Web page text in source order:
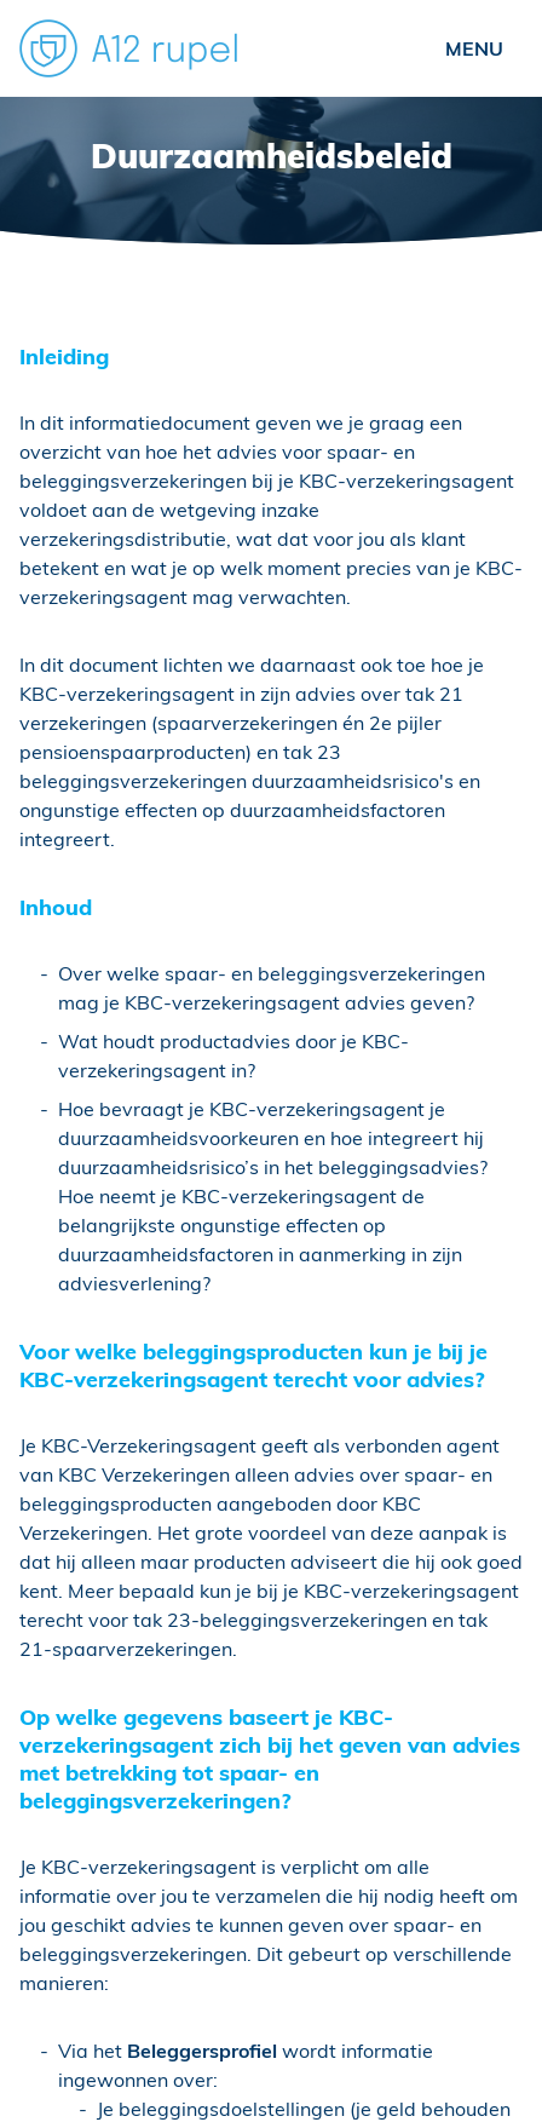
Ondernemers
Verenigingen
Veelgestelde vragen
Contact
Schade?
Duurzaamheidsbeleid
Inleiding
In dit informatiedocument geven we je graag een
overzicht van hoe het advies voor spaar- en
beleggingsverzekeringen bij je KBC-verzekeringsagent
voldoet aan de wetgeving inzake
verzekeringsdistributie, wat dat voor jou als klant
betekent en wat je op welk moment precies van je KBC-
verzekeringsagent mag verwachten.
In dit document lichten we daarnaast ook toe hoe je
KBC-verzekeringsagent in zijn advies over tak 21
verzekeringen (spaarverzekeringen én 2e pijler
pensioenspaarproducten) en tak 23
beleggingsverzekeringen duurzaamheidsrisico's en
ongunstige effecten op duurzaamheidsfactoren
integreert.
Inhoud
Over welke spaar- en beleggingsverzekeringen
mag je KBC-verzekeringsagent advies geven?
Wat houdt productadvies door je KBC-
verzekeringsagent in?
Hoe bevraagt je KBC-verzekeringsagent je
duurzaamheidsvoorkeuren en hoe integreert hij
duurzaamheidsrisico’s in het beleggingsadvies?
Hoe neemt je KBC-verzekeringsagent de
belangrijkste ongunstige effecten op
duurzaamheidsfactoren in aanmerking in zijn
adviesverlening?
Voor welke beleggingsproducten kun je bij je
KBC-verzekeringsagent terecht voor advies?
Je KBC-Verzekeringsagent geeft als verbonden agent
van KBC Verzekeringen alleen advies over spaar- en
beleggingsproducten aangeboden door KBC
Verzekeringen. Het grote voordeel van deze aanpak is
dat hij alleen maar producten adviseert die hij ook goed
kent. Meer bepaald kun je bij je KBC-verzekeringsagent
terecht voor tak 23-beleggingsverzekeringen en tak
21-spaarverzekeringen.
Op welke gegevens baseert je KBC-
verzekeringsagent zich bij het geven van advies
met betrekking tot spaar- en
beleggingsverzekeringen?
Je KBC-verzekeringsagent is verplicht om alle
informatie over jou te verzamelen die hij nodig heeft om
jou geschikt advies te kunnen geven over spaar- en
beleggingsverzekeringen. Dit gebeurt op verschillende
manieren:
Via het Beleggersprofiel wordt informatie
ingewonnen over:
Je beleggingsdoelstellingen (je geld behouden